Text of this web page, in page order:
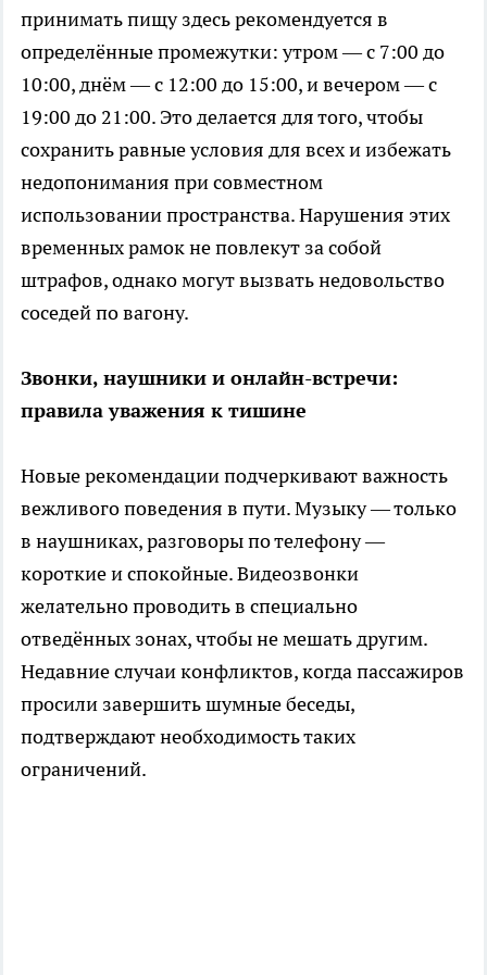
принимать пищу здесь рекомендуется в
определённые промежутки: утром — с 7:00 до
10:00, днём — с 12:00 до 15:00, и вечером — с
19:00 до 21:00. Это делается для того, чтобы
сохранить равные условия для всех и избежать
недопонимания при совместном
использовании пространства. Нарушения этих
временных рамок не повлекут за собой
штрафов, однако могут вызвать недовольство
соседей по вагону.
Звонки, наушники и онлайн-встречи:
правила уважения к тишине
Новые рекомендации подчеркивают важность
вежливого поведения в пути. Музыку — только
в наушниках, разговоры по телефону —
короткие и спокойные. Видеозвонки
желательно проводить в специально
отведённых зонах, чтобы не мешать другим.
Недавние случаи конфликтов, когда пассажиров
просили завершить шумные беседы,
подтверждают необходимость таких
ограничений.